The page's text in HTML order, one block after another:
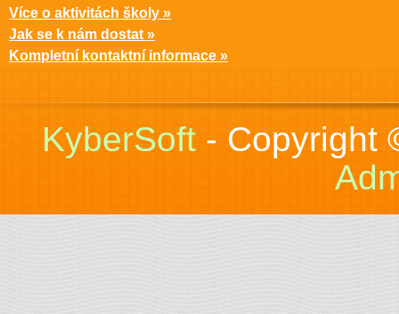
Více o aktivitách školy »
Jak se k nám dostat »
Kompletní kontaktní informace »
KyberSoft- Copyright